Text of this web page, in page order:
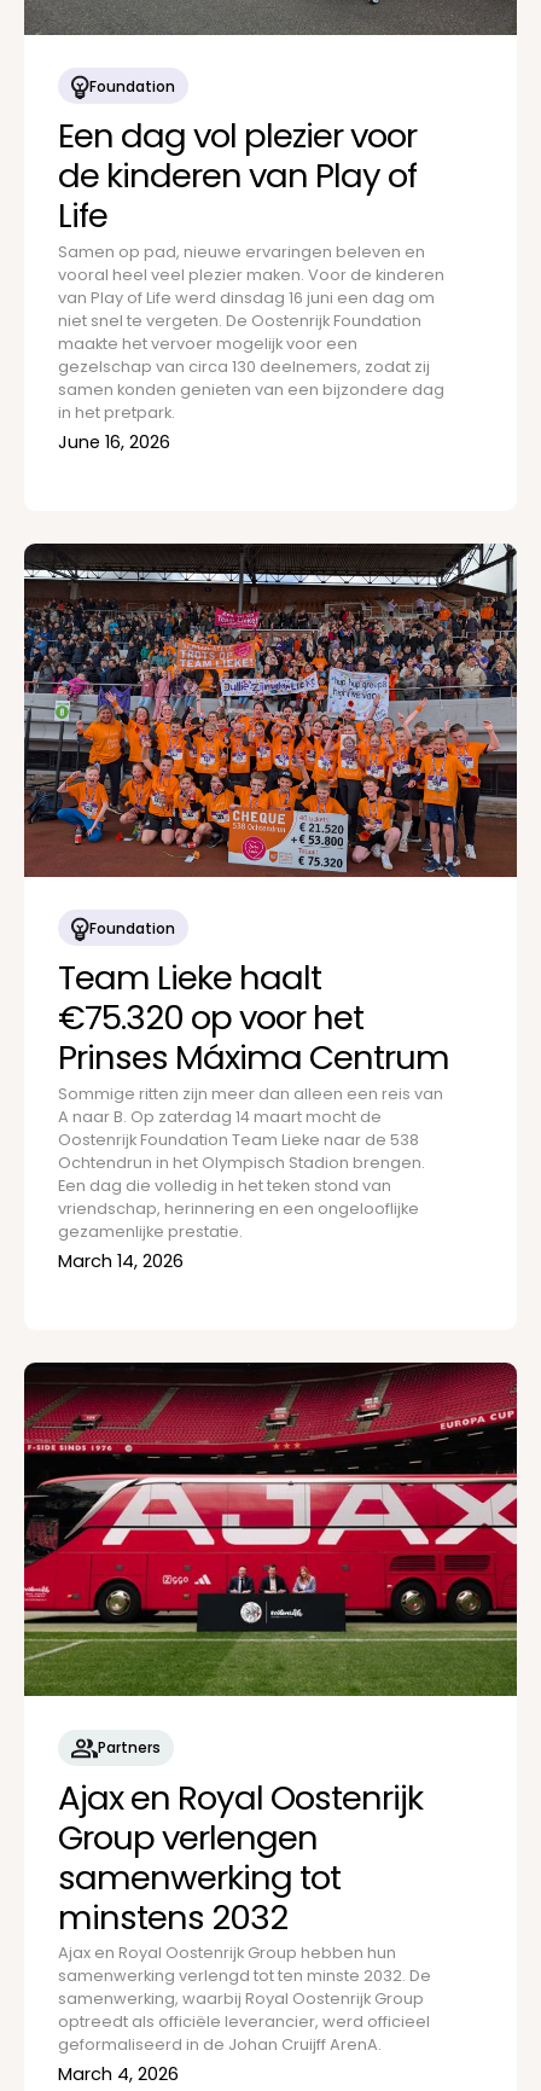
Foundation
Een dag vol plezier voor
de kinderen van Play of
Life
Samen op pad, nieuwe ervaringen beleven en
vooral heel veel plezier maken. Voor de kinderen
van Play of Life werd dinsdag 16 juni een dag om
niet snel te vergeten. De Oostenrijk Foundation
maakte het vervoer mogelijk voor een
gezelschap van circa 130 deelnemers, zodat zij
samen konden genieten van een bijzondere dag
in het pretpark.
June 16, 2026
Foundation
Team Lieke haalt
€75.320 op voor het
Prinses Máxima Centrum
Sommige ritten zijn meer dan alleen een reis van
A naar B. Op zaterdag 14 maart mocht de
Oostenrijk Foundation Team Lieke naar de 538
Ochtendrun in het Olympisch Stadion brengen.
Een dag die volledig in het teken stond van
vriendschap, herinnering en een ongelooflijke
gezamenlijke prestatie.
March 14, 2026
Partners
Ajax en Royal Oostenrijk
Group verlengen
samenwerking tot
minstens 2032
Ajax en Royal Oostenrijk Group hebben hun
samenwerking verlengd tot ten minste 2032. De
samenwerking, waarbij Royal Oostenrijk Group
optreedt als officiële leverancier, werd officieel
geformaliseerd in de Johan Cruijff ArenA.
March 4, 2026